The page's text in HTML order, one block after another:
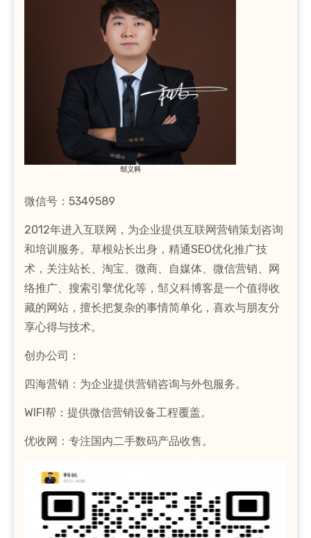
邹义科
微信号：5349589
2012年进入互联网，为企业提供互联网营销策划咨询
和培训服务。草根站长出身，精通SEO优化推广技
术，关注站长、淘宝、微商、自媒体、微信营销、网
络推广、搜索引擎优化等，邹义科博客是一个值得收
藏的网站，擅长把复杂的事情简单化，喜欢与朋友分
享心得与技术。
创办公司：
四海营销：为企业提供营销咨询与外包服务。
WIFI帮：提供微信营销设备工程覆盖。
优收网：专注国内二手数码产品收售。